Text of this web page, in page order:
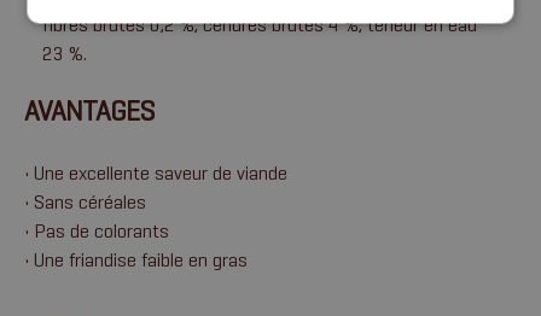
fibres brutes 0,2 %, cendres brutes 4 %, teneur en eau
23 %.
AVANTAGES
• Une excellente saveur de viande
• Sans céréales
• Pas de colorants
• Une friandise faible en gras